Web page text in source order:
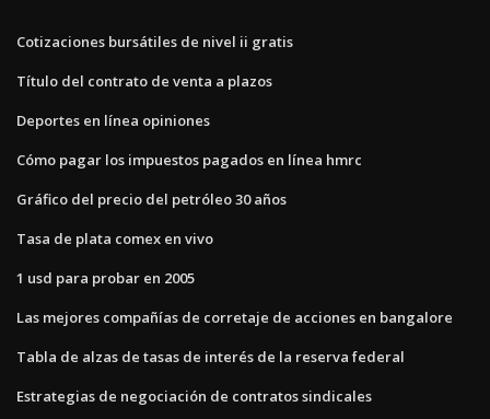
Cotizaciones bursátiles de nivel ii gratis
Título del contrato de venta a plazos
Deportes en línea opiniones
Cómo pagar los impuestos pagados en línea hmrc
Gráfico del precio del petróleo 30 años
Tasa de plata comex en vivo
1 usd para probar en 2005
Las mejores compañías de corretaje de acciones en bangalore
Tabla de alzas de tasas de interés de la reserva federal
Estrategias de negociación de contratos sindicales